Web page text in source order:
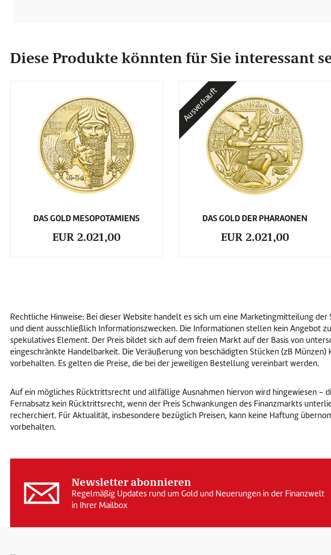
Diese Produkte könnten für Sie interessant
DAS GOLD MESOPOTAMIENS
EUR 2.021,00
Ausverkauft
DAS GOLD DER PHARAONEN
EUR 2.021,00
Rechtliche Hinweise: Bei dieser Website handelt es sich um eine Marketingmitteilung
und dient ausschließlich Informationszwecken. Die Informationen stellen kein Angebot
spekulatives Element. Der Preis bildet sich auf dem freien Markt auf der Basis von
eingeschränkte Handelbarkeit. Die Veräußerung von beschädigten Stücken (zB
vorbehalten. Es gelten die Preise, die bei der jeweiligen Bestellung vereinbart werden.
Auf ein mögliches Rücktrittsrecht und allfällige Ausnahmen hiervon wird hingewiesen -
Fernabsatz kein Rücktrittsrecht, wenn der Preis Schwankungen des Finanzmarkts
recherchiert. Für Aktualität, insbesondere bezüglich Preisen, kann keine Haftung
vorbehalten.
Newsletter abonnieren
Regelmäßig Updates rund um Gold und Neuerungen in der Finanzwelt
in Ihrer Mailbox